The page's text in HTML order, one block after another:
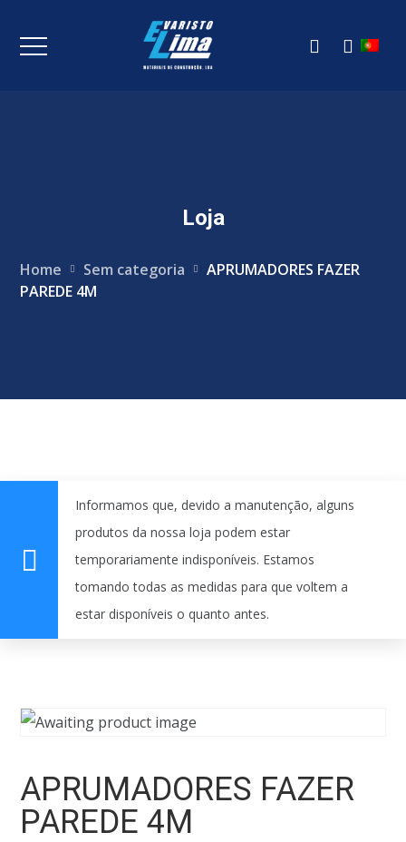
Loja
Home Sem categoria
APRUMADORES FAZER
PAREDE 4M
Informamos que, devido a manutenção, alguns
produtos da nossa loja podem estar
temporariamente indisponíveis. Estamos
tomando todas as medidas para que voltem a
estar disponíveis o quanto antes.
APRUMADORES FAZER
PAREDE 4M